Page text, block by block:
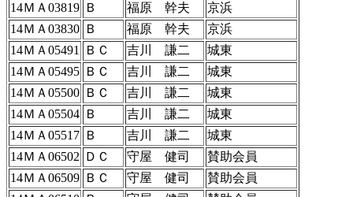
14ＭＡ03819 Ｂ 福原 幹夫
京浜
14ＭＡ03830 Ｂ 福原 幹夫
京浜
14ＭＡ05491
ＢＣ 吉川 謙二
城東
14ＭＡ05495 ＢＣ 吉川 謙二
城東
14ＭＡ05500 ＢＣ 吉川 謙二
城東
14ＭＡ05504 Ｂ 吉川 謙二
城東
14ＭＡ05517 Ｂ 吉川 謙二
城東
14ＭＡ06502 ＤＣ 守屋 健司
賛助会員
14ＭＡ06509 ＢＣ 守屋 健司
賛助会員